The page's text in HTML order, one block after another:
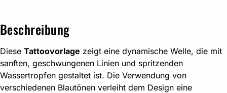
Beschreibung
Diese Tattoovorlage zeigt eine dynamische Welle, die mit
sanften, geschwungenen Linien und spritzenden
Wassertropfen gestaltet ist. Die Verwendung von
verschiedenen Blautönen verleiht dem Design eine